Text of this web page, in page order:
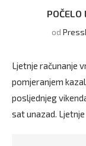
POČELO
od
Ljetnje računanje
pomjeranjem
posljednjeg
sat unazad.